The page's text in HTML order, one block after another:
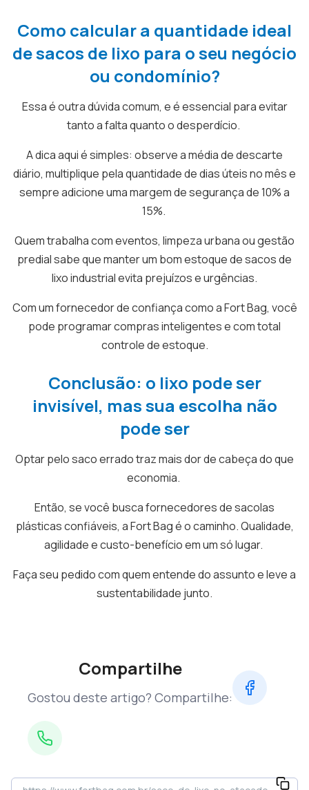
Como calcular a quantidade ideal
de sacos de lixo para o seu negócio
ou condomínio?
Essa é outra dúvida comum, e é essencial para evitar
tanto a falta quanto o desperdício.
A dica aqui é simples: observe a média de descarte
diário, multiplique pela quantidade de dias úteis no mês e
sempre adicione uma margem de segurança de 10% a
15%.
Quem trabalha com eventos, limpeza urbana ou gestão
predial sabe que manter um bom estoque de sacos de
lixo industrial evita prejuízos e urgências.
Com um fornecedor de confiança como a Fort Bag, você
pode programar compras inteligentes e com total
controle de estoque.
Conclusão: o lixo pode ser
invisível, mas sua escolha não
pode ser
Optar pelo saco errado traz mais dor de cabeça do que
economia.
Então, se você busca fornecedores de sacolas
plásticas confiáveis, a Fort Bag é o caminho. Qualidade,
agilidade e custo-benefício em um só lugar.
Faça seu pedido com quem entende do assunto e leve a
sustentabilidade junto.
Compartilhe
Gostou deste artigo? Compartilhe: